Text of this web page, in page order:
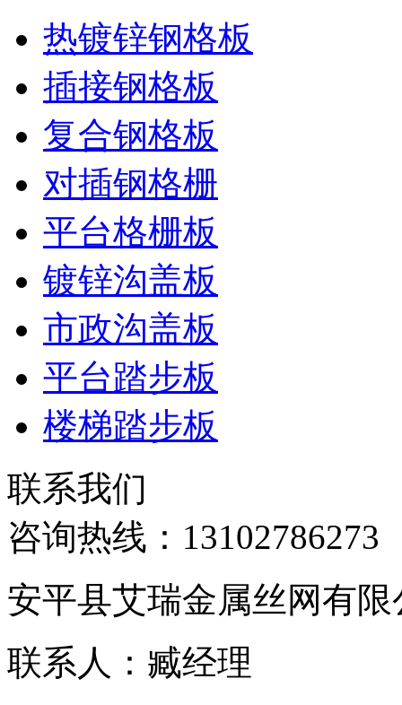
热镀锌钢格板
插接钢格板
复合钢格板
对插钢格栅
平台格栅板
镀锌沟盖板
市政沟盖板
平台踏步板
楼梯踏步板
联系我们
咨询热线： 13102786273
安平县艾瑞金属丝网有限
联系人：臧经理